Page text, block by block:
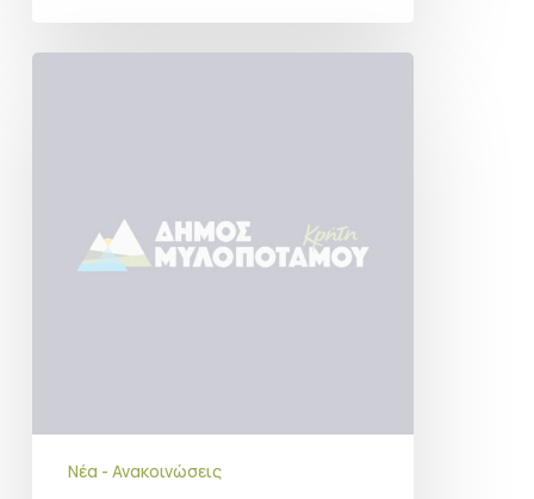
Δημοσίευση
σοχ1/2026
ανακοίνωσης
Νέα - Ανακοινώσεις